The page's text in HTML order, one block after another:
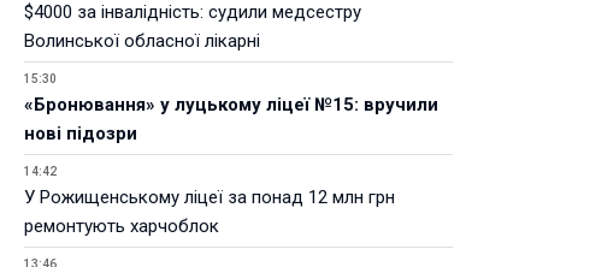
$4000 за інвалідність: судили медсестру
Волинської обласної лікарні
15:30
«Бронювання» у луцькому ліцеї №15: вручили
нові підозри
14:42
У Рожищенському ліцеї за понад 12 млн грн
ремонтують харчоблок
13:46